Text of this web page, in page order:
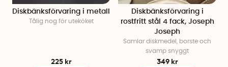
Diskbänksförvaring i metall
Tålig nog för uteköket
225 kr
Diskbänksförvaring i
rostfritt stål 4 fack, Joseph
Joseph
Samlar diskmedel, borste och
svamp snyggt
349 kr